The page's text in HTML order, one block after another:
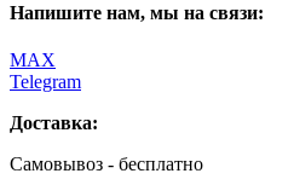
Напишите нам, мы на связи:
MAX
Telegram
Доставка:
Самовывоз - бесплатно